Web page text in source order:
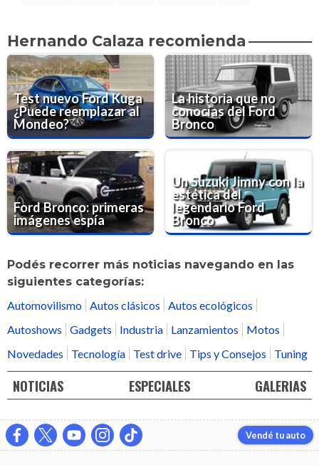
Hernando Calaza recomienda
Test nuevo Ford Kuga
¿Puede reemplazar al
Mondeo?
La historia que no
conocías del Ford
Bronco
Ford Bronco: primeras
imágenes espía
Un Suzuki Jimny con la
estética del
legendario Ford
Bronco
Podés recorrer más noticias navegando en las
siguientes categorías:
Automovilismo Autos clásicos
Autos ecológicos
Autoshows
Gadgets Industria Lanzamientos
Motos
Novedades
Tecnología Test drive Tips y Consejos Tuning
NOTICIAS ESPECIALES GALERIAS
Vendé tu auto